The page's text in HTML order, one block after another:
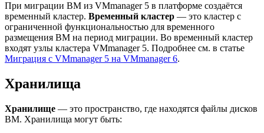
При миграции ВМ из VMmanager 5 в платформе создаётся
временный кластер. Временный кластер — это кластер с
ограниченной функциональностью для временного
размещения ВМ на период миграции. Во временный кластер
входят узлы кластера VMmanager 5. Подробнее см. в статье
Миграция с VMmanager 5 на VMmanager 6.
Хранилища
Хранилище — это пространство, где находятся файлы дисков
ВМ. Хранилища могут быть: